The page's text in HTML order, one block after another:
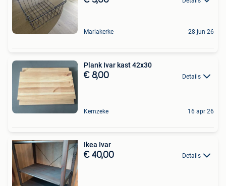
Mariakerke 28 jun 26
Plank Ivar kast 42x30
€ 8,00 Details
Kemzeke 16 apr 26
Ikea Ivar
€ 40,00 Details